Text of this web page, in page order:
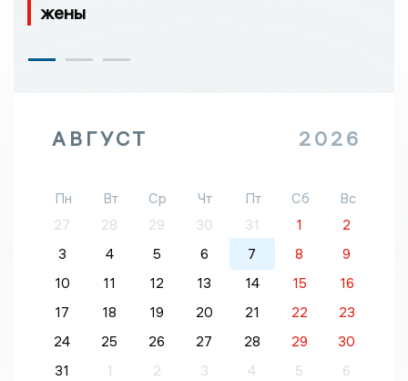
жены
АВГУСТ 2026
Пн Вт Ср Чт Пт Сб
Вс
27
28 29 30 31 1
2
3
4 5 6 7 8
9
10
11 12 13 14 15
16
17
18 19 20 21 22
23
24
25 26 27 28 29
30
31
1 2 3 4 5 6